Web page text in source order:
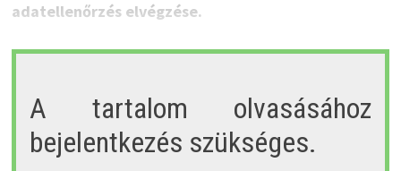
adatellenőrzés elvégzése.
A tartalom olvasásához
bejelentkezés szükséges.